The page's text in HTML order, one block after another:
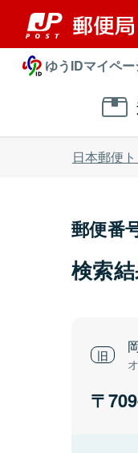
ゆうIDマイペ
日本郵便
郵便番
検索